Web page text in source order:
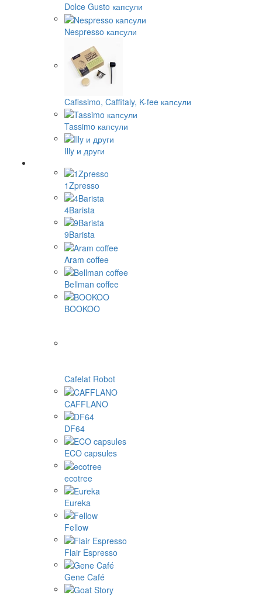
Dolce Gusto капсули
Nespresso капсули
Cafissimo, Caffitaly, K-fee капсули
Tassimo капсули
Illy и други
1Zpresso
4Barista
9Barista
Aram coffee
Bellman coffee
BOOKOO
Cafelat Robot
CAFFLANO
DF64
ECO capsules
ecotree
Eureka
Fellow
Flair Espresso
Gene Café